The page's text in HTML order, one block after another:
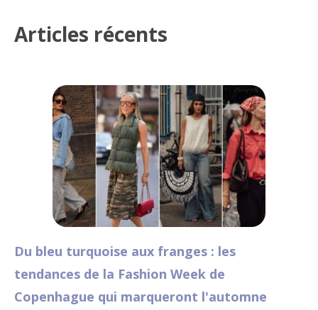
Articles récents
Du bleu turquoise aux franges : les
tendances de la Fashion Week de
Copenhague qui marqueront l'automne